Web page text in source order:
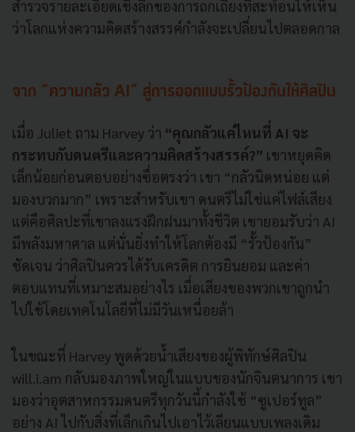
สำรวจรายละเอียดเชิงลึกของการถกเถียงที่สะท้อนให้เห็น
ว่าโลกแห่งความคิดสร้างสรรค์กำลังจะเปลี่ยนไปตลอดกาล
จาก “ความกลัว AI” สู่การออกแบบรั้วป้องกันให้ศิลปิน
เมื่อ Juliet ถาม Harvey ว่า “คุณกลัวแค่ไหนที่ AI จะ
กระทบกับดนตรีและความคิดสร้างสรรค์?” เขาหยุดคิด
เล็กน้อยก่อนตอบอย่างซื่อตรงว่า เขา “กลัวนิดหน่อย แต่
มองบวกมาก” เพราะสำหรับเขา ดนตรีไม่ใช่แค่ไฟล์เสียง
แต่คือศิลปะที่เขาลงแรงฝึกฝนมาทั้งชีวิต เขายอมรับว่า AI
มีพลังมหาศาล แต่นั่นยิ่งทำให้โลกต้องมี “รั้วป้องกัน”
ชัดเจน ว่าศิลปินควรได้รับเครดิต การยินยอม และค่า
ตอบแทนที่เหมาะสมอย่างไร เมื่อเสียงของพวกเขาถูกนำ
ไปใช้โดยเทคโนโลยีที่ไม่มีวันเหนื่อยล้า
ในขณะที่ Harvey พูดด้วยน้ำเสียงของผู้พิทักษ์ศิลปิน
will.i.am กลับมองภาพใหญ่ในแบบของนักจินตนาการ เขา
มองว่าอุตสาหกรรมดนตรีทุกวันนี้กำลังใช้ “ซูเปอร์ทูล”
อย่าง AI ไปกับสิ่งที่เล็กเกินไปเอาไว้เลียนแบบเพลงเดิม